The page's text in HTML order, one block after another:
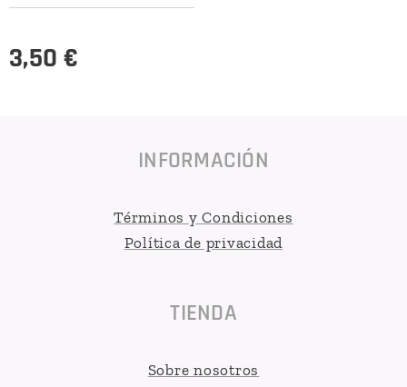
3,50 €
INFORMACIÓN
Términos y Condiciones
Política de privacidad
TIENDA
Sobre nosotros